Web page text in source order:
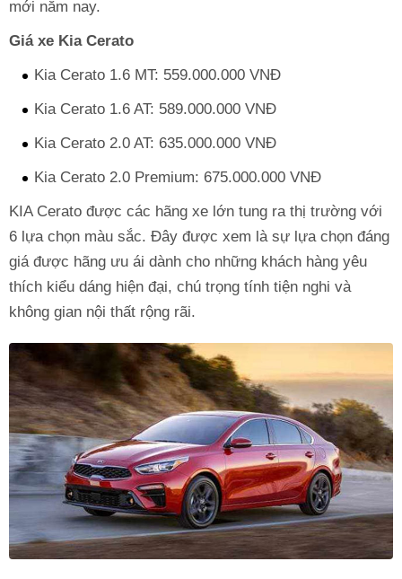
mới năm nay.
Giá xe Kia Cerato
Kia Cerato 1.6 MT: 559.000.000 VNĐ
Kia Cerato 1.6 AT: 589.000.000 VNĐ
Kia Cerato 2.0 AT: 635.000.000 VNĐ
Kia Cerato 2.0 Premium: 675.000.000 VNĐ
KIA Cerato được các hãng xe lớn tung ra thị trường với
6 lựa chọn màu sắc. Đây được xem là sự lựa chọn đáng
giá được hãng ưu ái dành cho những khách hàng yêu
thích kiểu dáng hiện đại, chú trọng tính tiện nghi và
không gian nội thất rộng rãi.